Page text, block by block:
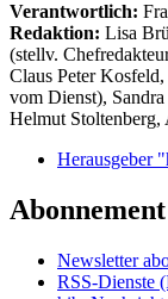
Verantwortlich:
Redaktion: Lisa
(stellv.
Claus Peter
vom Dienst),
Helmut Stoltenberg,
Herausgeber
Abonnement
Newsletter
RSS-Dienste